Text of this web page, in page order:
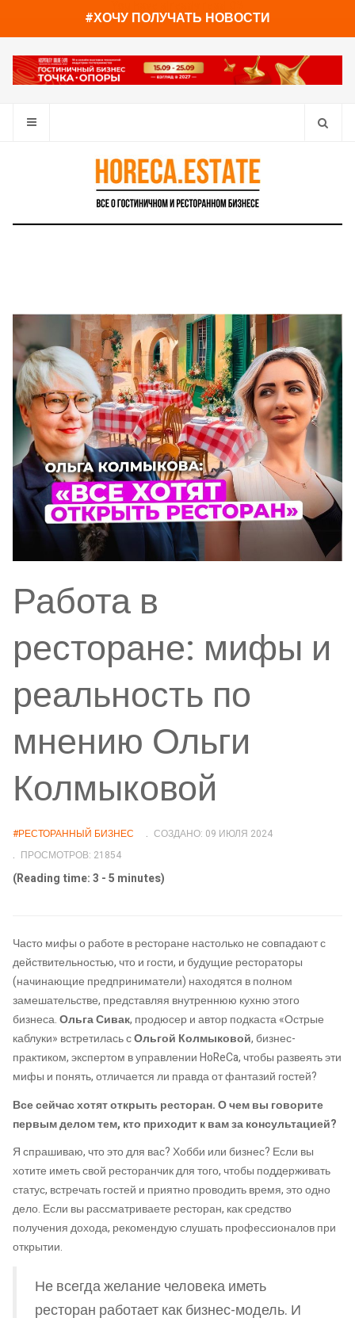
#ХОЧУ ПОЛУЧАТЬ НОВОСТИ
Работа в
ресторане: мифы и
реальность по
мнению Ольги
Колмыковой
#РЕСТОРАННЫЙ БИЗНЕС
СОЗДАНО: 09 ИЮЛЯ 2024
ПРОСМОТРОВ: 21854
(Reading time: 3 - 5 minutes)
Часто мифы о работе в ресторане настолько не совпадают с
действительностью, что и гости, и будущие рестораторы
(начинающие предприниматели) находятся в полном
замешательстве, представляя внутреннюю кухню этого
бизнеса.Ольга Сивак, продюсер и автор подкаста «Острые
каблуки» встретилась сОльгой Колмыковой, бизнес-
практиком, экспертом в управлении HoReCa, чтобы развеять эти
мифы и понять, отличается ли правда от фантазий гостей?
Все сейчас хотят открыть ресторан. О чем вы говорите
первым делом тем, кто приходит к вам за консультацией?
Я спрашиваю, что это для вас? Хобби или бизнес? Если вы
хотите иметь свой ресторанчик для того, чтобы поддерживать
статус, встречать гостей и приятно проводить время, это одно
дело. Если вы рассматриваете ресторан, как средство
получения дохода, рекомендую слушать профессионалов при
открытии.
Не всегда желание человека иметь
ресторан работает как бизнес-модель. И